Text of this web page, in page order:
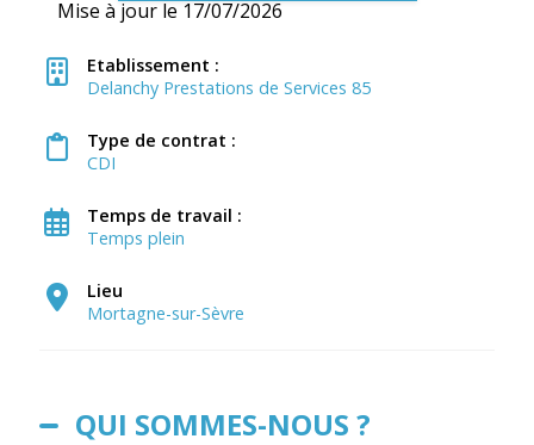
Mise à jour le 17/07/2026
Etablissement :
Delanchy Prestations de Services 85
Type de contrat :
CDI
Temps de travail :
Temps plein
Lieu
Mortagne-sur-Sèvre
QUI SOMMES-NOUS ?